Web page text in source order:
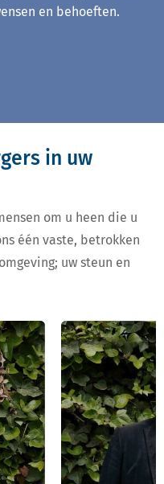
en behoeften.
in uw
om u heen die u
één vaste, betrokken
uw steun en